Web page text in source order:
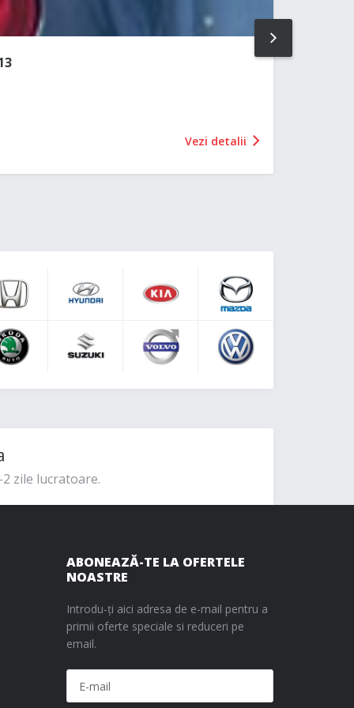
Vezi detalii
NEXT
zile lucratoare.
ABONEAZĂ-TE LA OFERTELE
NOASTRE
Introdu-ți aici adresa de e-mail pentru a
primii oferte speciale si reduceri pe
email.